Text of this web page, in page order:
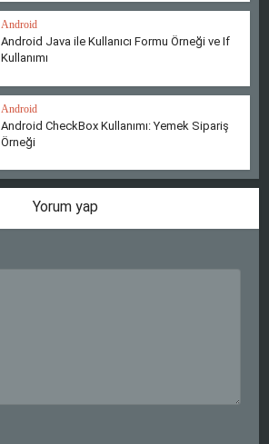
Android
Android Java ile Kullanıcı Formu Örneği ve If
Kullanımı
Android
Android CheckBox Kullanımı: Yemek Sipariş
Örneği
Yorum yap